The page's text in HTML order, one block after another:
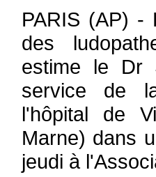
PARIS (AP) -
des
estime le Dr
service de
l'hôpital de
Marne) dans
jeudi à